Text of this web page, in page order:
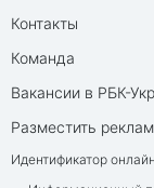
Контакты
Команда
Вакансии в РБК-
Разместить
Идентификатор